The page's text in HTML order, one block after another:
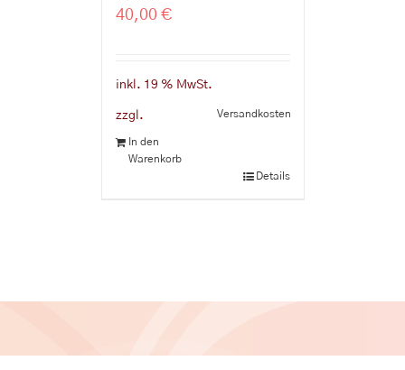
40,00 €
inkl. 19 % MwSt.
zzgl. Versandkosten
In den
Warenkorb
Details